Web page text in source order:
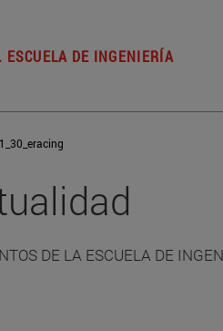
ESCUELA DE INGENIERÍA
DE LA ESCUELA DE